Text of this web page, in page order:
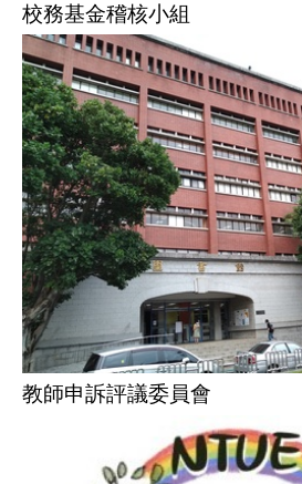
校務基金稽核小組
教師申訴評議委員會